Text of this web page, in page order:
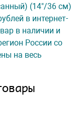
(14"/36 см)
в интернет-
в наличии и
России со
на весь